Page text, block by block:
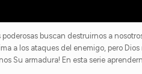
buscan destruirnos a
a los ataques del enemigo, pero
Su armadura! En esta serie